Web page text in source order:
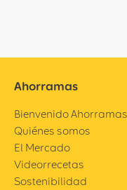
Ahorramas
Bienvenido Ahorramas
Quiénes somos
El Mercado
Videorrecetas
Sostenibilidad